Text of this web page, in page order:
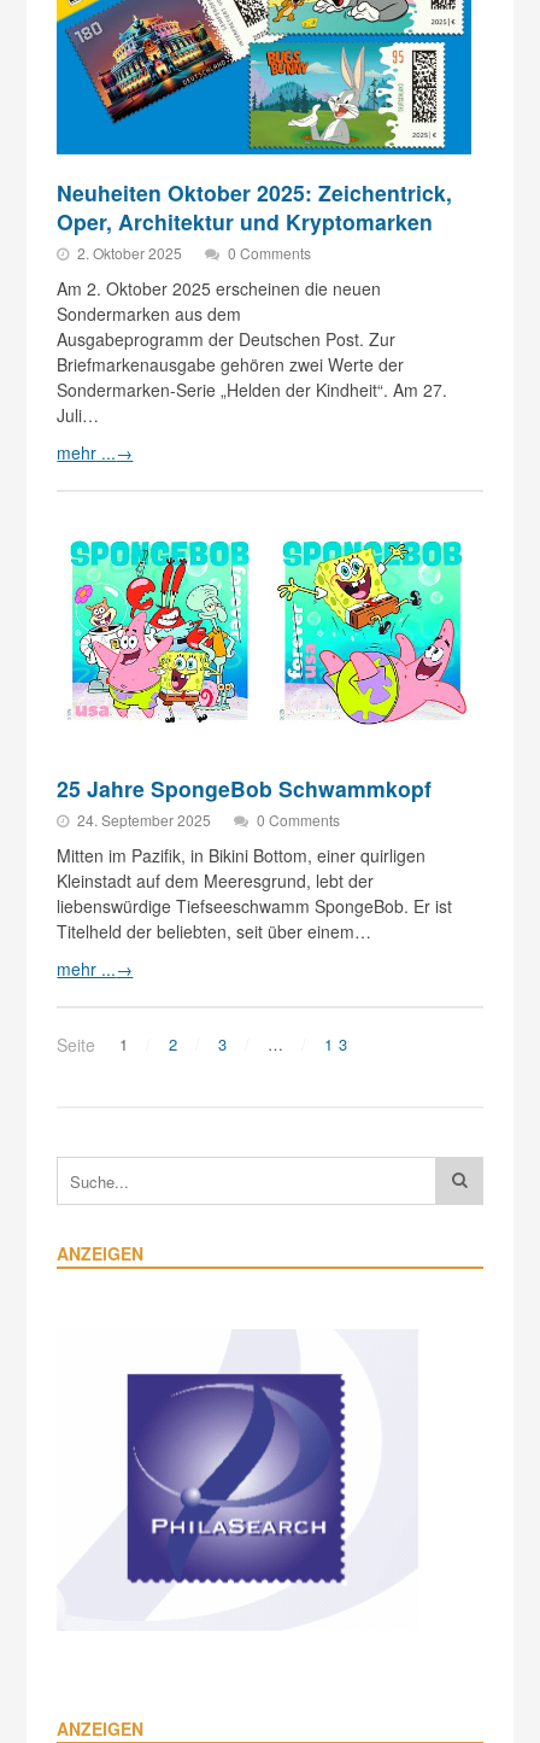
Neuheiten Oktober 2025: Zeichentrick,
Oper, Architektur und Kryptomarken
2. Oktober 2025 0 Comments
Am 2. Oktober 2025 erscheinen die neuen
Sondermarken aus dem
Ausgabeprogramm der Deutschen Post. Zur
Briefmarkenausgabe gehören zwei Werte der
Sondermarken-Serie „Helden der Kindheit“. Am 27.
Juli…
mehr ...→
25 Jahre SpongeBob Schwammkopf
24. September 2025 0 Comments
Mitten im Pazifik, in Bikini Bottom, einer quirligen
Kleinstadt auf dem Meeresgrund, lebt der
liebenswürdige Tiefseeschwamm SpongeBob. Er ist
Titelheld der beliebten, seit über einem…
mehr ...→
Seite 1 2 3 … 13
ANZEIGEN
ANZEIGEN